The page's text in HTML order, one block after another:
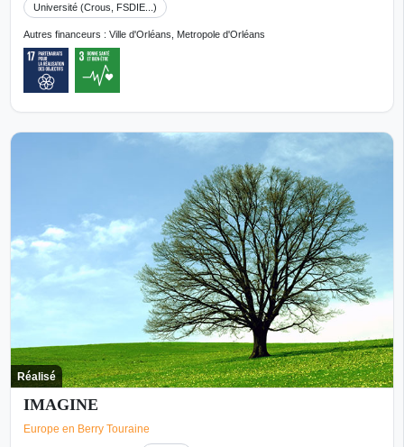
Université (Crous, FSDIE...)
Autres financeurs : Ville d'Orléans, Metropole d'Orléans
Réalisé
IMAGINE
Europe en Berry Touraine